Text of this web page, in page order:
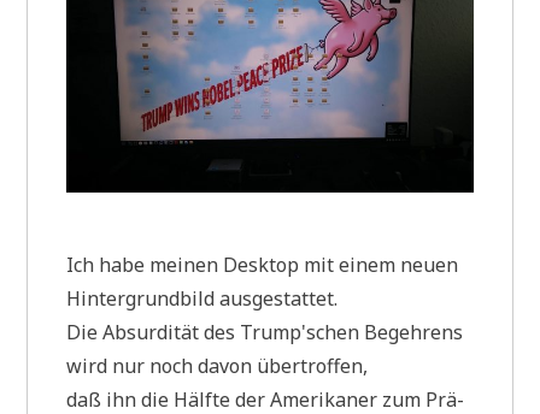
Ich habe mei­nen Desk­top mit einem neu­en
Hin­ter­grund­bild ausgestattet.
Die Absur­di­tät des Trump'schen Begeh­rens
wird nur noch davon übertroffen,
daß ihn die Hälf­te der Ame­ri­ka­ner zum Prä­